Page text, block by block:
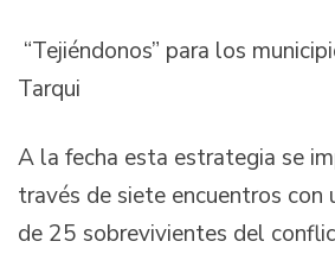
“Tejiéndonos” para los
Tarqui
A la fecha esta estrategia se
través de siete encuentros con
de 25 sobrevivientes del